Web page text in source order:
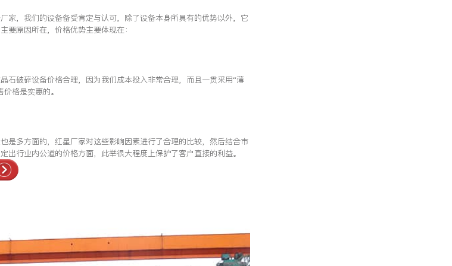
家，我们的设备备受肯定与认可，除了设备本身所具有的优势以外，它
要原因所在，价格优势主要体现在：
石破碎设备价格合理，因为我们成本投入非常合理，而且一贯采用“薄
格是实惠的。
是多方面的，红星厂家对这些影响因素进行了合理的比较，然后结合市
出行业内公道的价格方面，此举很大程度上保护了客户直接的利益。